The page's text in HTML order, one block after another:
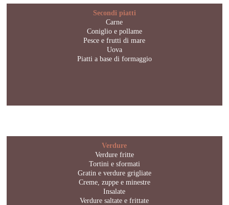
Secondi piatti
Carne
Coniglio e pollame
Pesce e frutti di mare
Uova
Piatti a base di formaggio
Verdure
Verdure fritte
Tortini e sformati
Gratin e verdure grigliate
Creme, zuppe e minestre
Insalate
Verdure saltate e frittate